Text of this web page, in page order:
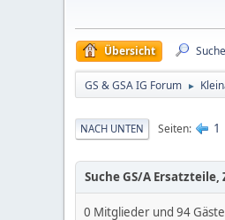
Übersicht Suche
GS & GSA IG Forum ►
NACH UNTEN Seiten 1
Suche GS/A
0 Mitglieder und 94